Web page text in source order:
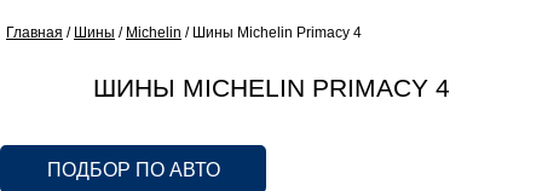
Главная / Шины / Michelin / Шины Michelin Primacy 4
ШИНЫ MICHELIN PRIMACY 4
ПОДБОР ПО АВТО